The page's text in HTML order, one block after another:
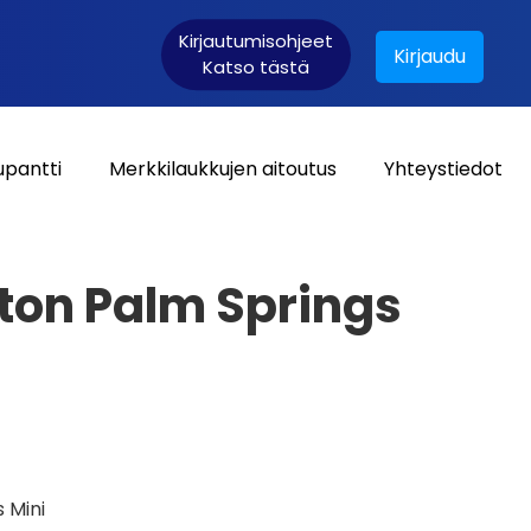
Kirjautumisohjeet
Katso tästä Kirjaudu
Merkkilaukkujen aitoutus Yhteystiedot
Palm Springs
Mini